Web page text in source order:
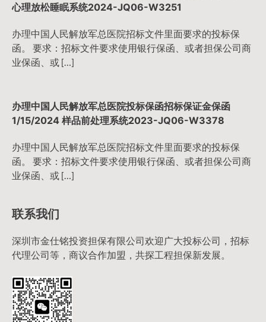
心理放松睡眠系统2024-JQ06-W3251
办理中国人民解放军总医院招标文件里面要求的投标保
函。 要求：招标文件要求使用银行保函、或者担保公司商
业保函、或 […]
办理中国人民解放军总医院投标保函招标保证金保函
1/15/2024 样品前处理系统2023-JQ06-W3378
办理中国人民解放军总医院招标文件里面要求的投标保
函。 要求：招标文件要求使用银行保函、或者担保公司商
业保函、或 […]
联系我们
深圳市金仕铭投资担保有限公司欢迎广大投标公司，招标
代理公司等，商议合作加盟，共探工程担保新发展。